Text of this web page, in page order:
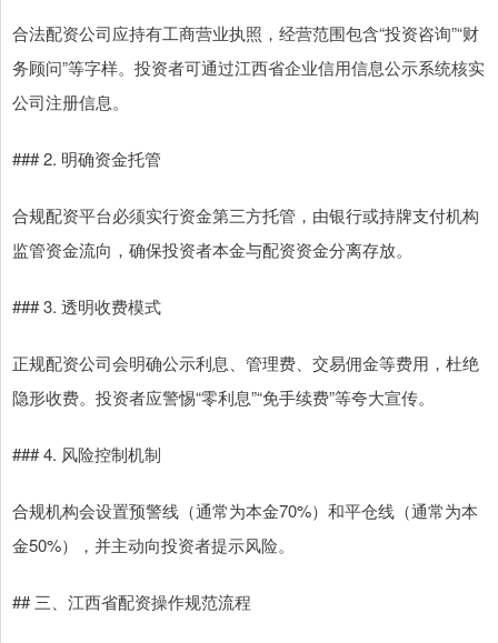
合法配资公司应持有工商营业执照，经营范围包含“投资咨询”“财
务顾问”等字样。投资者可通过江西省企业信用信息公示系统核实
公司注册信息。
### 2. 明确资金托管
合规配资平台必须实行资金第三方托管，由银行或持牌支付机构
监管资金流向，确保投资者本金与配资资金分离存放。
### 3. 透明收费模式
正规配资公司会明确公示利息、管理费、交易佣金等费用，杜绝
隐形收费。投资者应警惕“零利息”“免手续费”等夸大宣传。
### 4. 风险控制机制
合规机构会设置预警线（通常为本金70%）和平仓线（通常为本
金50%），并主动向投资者提示风险。
## 三、江西省配资操作规范流程